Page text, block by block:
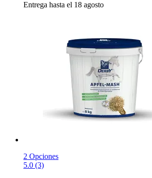
Entrega hasta el 18 agosto
2 Opciones
5.0 (3)